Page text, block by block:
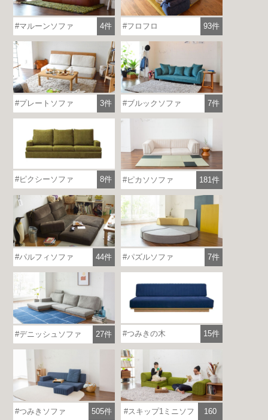
マルーンソファ 4件 フロフロ 93件
プレートソファ 3件 ブルックソファ 7件
ピクシーソファ 8件 ピカソソファ 181件
パルフィソファ 44件 パズルソファ 7件
デニッシュソファ 27件 つみきの木 15件
つみきソファ 505件
スキップ1ミニソフ
160